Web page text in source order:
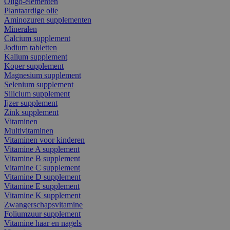
Plantaardige olie
Aminozuren supplementen
Mineralen
Calcium supplement
Jodium tabletten
Kalium supplement
Koper supplement
Magnesium supplement
Selenium supplement
Silicium supplement
Ijzer supplement
Zink supplement
Vitaminen
Multivitaminen
Vitaminen voor kinderen
Vitamine A supplement
Vitamine B supplement
Vitamine C supplement
Vitamine D supplement
Vitamine E supplement
Vitamine K supplement
Zwangerschapsvitamine
Foliumzuur supplement
Vitamine haar en nagels